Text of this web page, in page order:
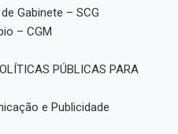
Gabinete – SCG
– CGM
PÚBLICAS PARA
e Publicidade